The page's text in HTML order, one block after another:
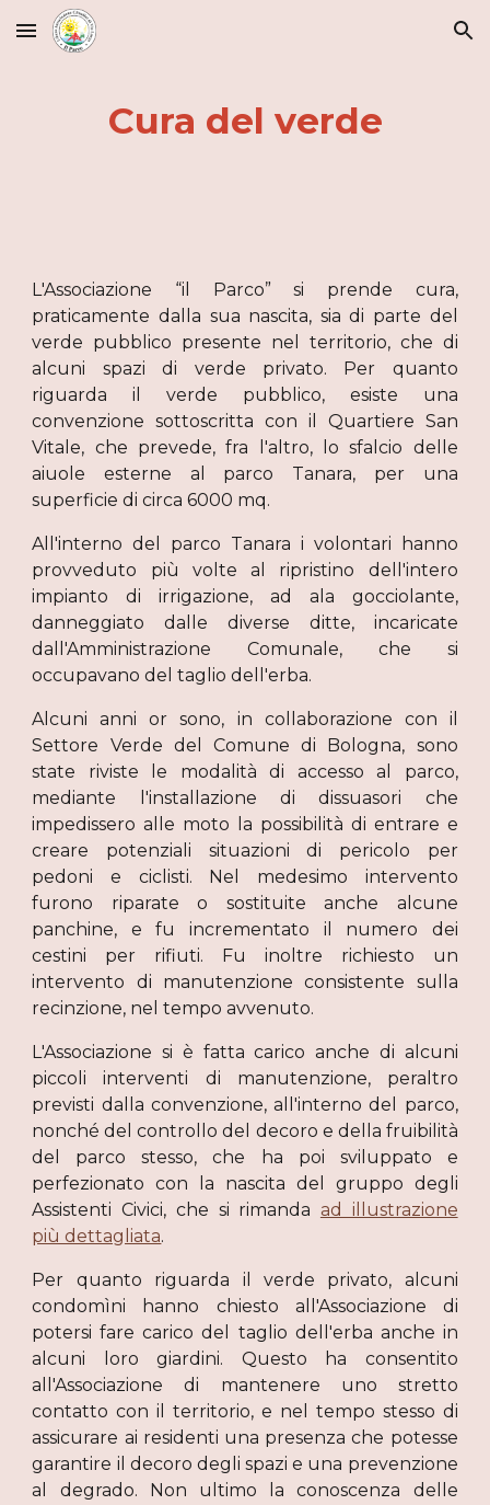
Skip to main content Skip to navigation
Cura del verde
L'Associazione “il Parco” si prende cura,
praticamente dalla sua nascita, sia di parte del
verde pubblico presente nel territorio, che di
alcuni spazi di verde privato. Per quanto
riguarda il verde pubblico, esiste una
convenzione sottoscritta con il Quartiere San
Vitale, che prevede, fra l'altro, lo sfalcio delle
aiuole esterne al parco Tanara, per una
superficie di circa 6000 mq.
All'interno del parco Tanara i volontari hanno
provveduto più volte al ripristino dell'intero
impianto di irrigazione, ad ala gocciolante,
danneggiato dalle diverse ditte, incaricate
dall'Amministrazione Comunale, che si
occupavano del taglio dell'erba.
Alcuni anni or sono, in collaborazione con il
Settore Verde del Comune di Bologna, sono
state riviste le modalità di accesso al parco,
mediante l'installazione di dissuasori che
impedissero alle moto la possibilità di entrare e
creare potenziali situazioni di pericolo per
pedoni e ciclisti. Nel medesimo intervento
furono riparate o sostituite anche alcune
panchine, e fu incrementato il numero dei
cestini per rifiuti. Fu inoltre richiesto un
intervento di manutenzione consistente sulla
recinzione, nel tempo avvenuto.
L'Associazione si è fatta carico anche di alcuni
piccoli interventi di manutenzione, peraltro
previsti dalla convenzione, all'interno del parco,
nonché del controllo del decoro e della fruibilità
del parco stesso, che ha poi sviluppato e
perfezionato con la nascita del gruppo degli
Assistenti Civici, che si rimanda ad illustrazione
più dettagliata.
Per quanto riguarda il verde privato, alcuni
condomìni hanno chiesto all'Associazione di
potersi fare carico del taglio dell'erba anche in
alcuni loro giardini. Questo ha consentito
all'Associazione di mantenere uno stretto
contatto con il territorio, e nel tempo stesso di
assicurare ai residenti una presenza che potesse
garantire il decoro degli spazi e una prevenzione
al degrado. Non ultimo la conoscenza delle